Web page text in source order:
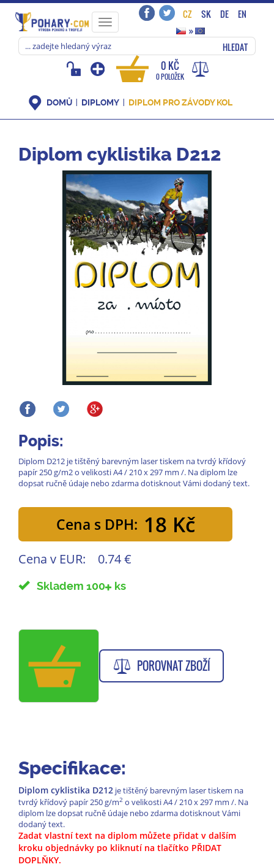
Toggle
navigation
CZ SK DE
EN
»
HLEDAT
0 KČ
0 POLOŽEK
DOMŮ DIPLOMY DIPLOM PRO ZÁVODY KOL
Diplom cyklistika D212
Popis:
Diplom D212 je tištěný barevným laser tiskem na tvrdý křídový
papír 250 g/m2 o velikosti A4 / 210 x 297 mm /. Na diplom lze
dopsat ručně údaje nebo zdarma dotisknout Vámi dodaný text.
Cena s DPH: 18 Kč
Cena v EUR: 0.74 €
Skladem 100 ks
POROVNAT ZBOŽÍ
Specifikace:
Diplom cyklistika D212 je tištěný barevným laser tiskem na
tvrdý křídový papír 250 g/m2 o velikosti A4 / 210 x 297 mm /. Na
diplom lze dopsat ručně údaje nebo zdarma dotisknout Vámi
dodaný text.
Zadat vlastní text na diplom můžete přidat v dalším
kroku objednávky po kliknutí na tlačítko PŘIDAT
DOPLŇKY.